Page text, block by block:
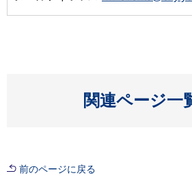
関連ページ一
開く
前のページに戻る